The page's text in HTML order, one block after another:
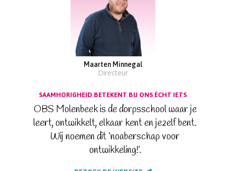
Maarten Minnegal
Directeur
SAAMHORIGHEID BETEKENT BIJ ONS ÉCHT IETS
OBS Molenbeek is de dorpsschool waar je
leert, ontwikkelt, elkaar kent en jezelf bent.
Wij noemen dit ‘noaberschapvoor
ontwikkeling!’.